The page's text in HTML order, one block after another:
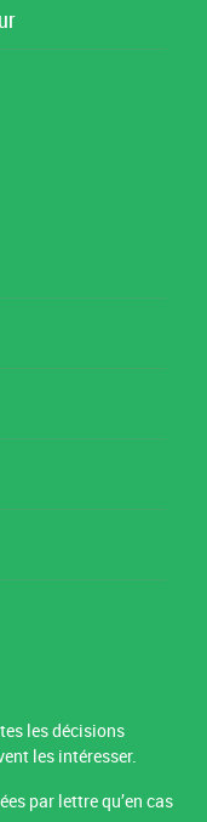
les décisions
les intéresser.
par lettre qu’en cas